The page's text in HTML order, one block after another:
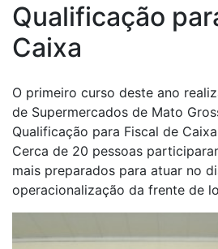
Qualificação
Caixa
O primeiro curso deste ano
de Supermercados de Mato
Qualificação para Fiscal de
Cerca de 20 pessoas
mais preparados para atuar no
operacionalização da frente de